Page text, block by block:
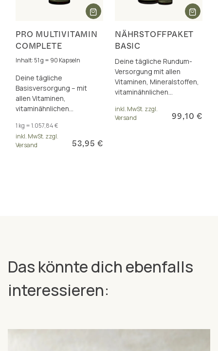
PRO MULTIVITAMIN
COMPLETE
Inhalt: 51 g = 90 Kapseln
Deine tägliche
Basisversorgung – mit
allen Vitaminen,
vitaminähnlichen
& Polyphenolen in einer
Rezeptur
1 kg = 1.057,84 €
inkl. MwSt. zzgl.
Versand
53,95 €
NÄHRSTOFFPAKET
BASIC
Deine tägliche Rundum-
Versorgung mit allen
Vitaminen, Mineralstoffen,
vitaminähnlichen
Pflanzennährstoffen
inkl. MwSt. zzgl.
Versand
99,10 €
Das könnte dich ebenfalls
interessieren: